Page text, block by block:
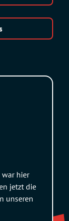
war hier
jetzt die
unseren